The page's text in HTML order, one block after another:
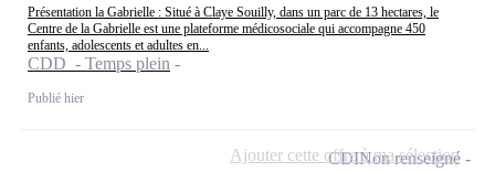
Présentation la Gabrielle : Situé à Claye Souilly, dans un parc de 13 hectares, le
Centre de la Gabrielle est une plateforme médicosociale qui accompagne 450
enfants, adolescents et adultes en...
CDD - Temps plein
Publié hier
CDINon renseigné
Ajouter cette offre à ma sélection